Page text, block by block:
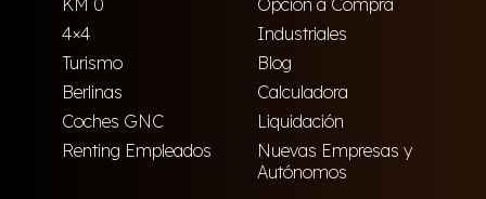
KM 0
Opción a Compra
4×4
Industriales
Turismo
Blog
Berlinas
Calculadora
Coches GNC
Liquidación
Renting Empleados
Nuevas Empresas y
Autónomos